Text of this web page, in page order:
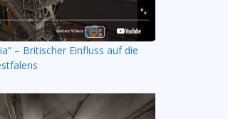
– Britischer Einfluss auf die